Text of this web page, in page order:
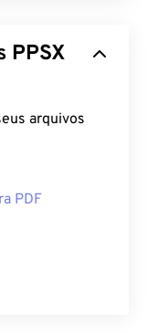
arquivos
PDF